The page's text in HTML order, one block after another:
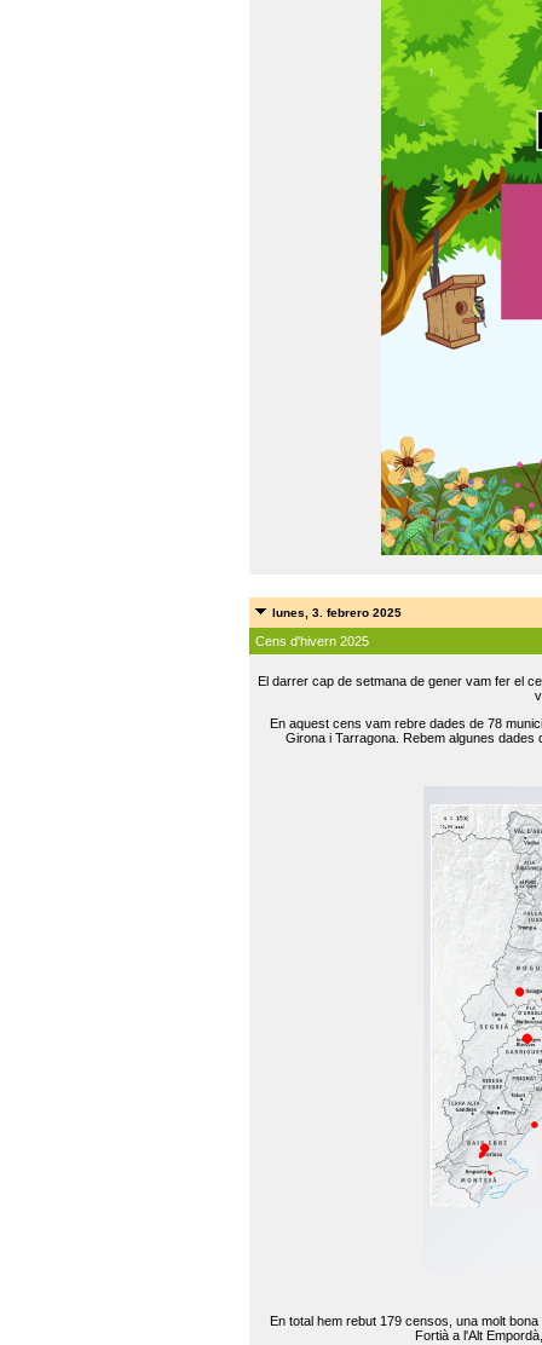
lunes, 3. febrero 2025
Cens d'hivern 2025
El darrer cap de setmana de gener vam fer el
En aquest cens vam rebre dades de 78
Girona i Tarragona. Rebem algunes
En total hem rebut 179 censos, una molt
Fortià a l'Alt